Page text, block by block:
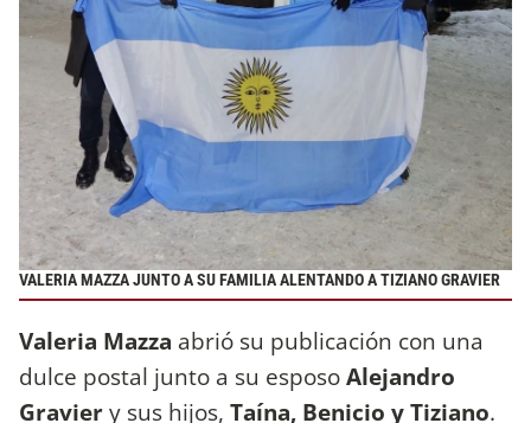
VALERIA MAZZA JUNTO A SU FAMILIA ALENTANDO A TIZIANO GRAVIER
Valeria Mazza abrió su publicación con una
dulce postal junto a su esposoAlejandro
Graviery sus hijos, Taína, Benicio y Tiziano.